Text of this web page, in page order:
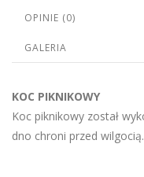
OPINIE (0)
GALERIA
KOC PIKNIKOWY
Koc piknikowy został
dno chroni przed wilgocią.